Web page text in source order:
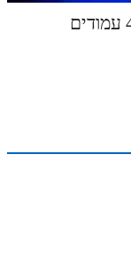
הדף היומי בתע"ס – חלק ד | שיעור 42 עמודים